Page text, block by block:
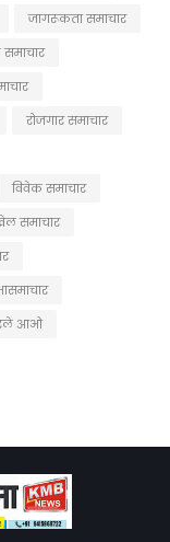
जागरूकता समाचार
रोजगार समाचार
विवेक समाचार
समाचार
आओ